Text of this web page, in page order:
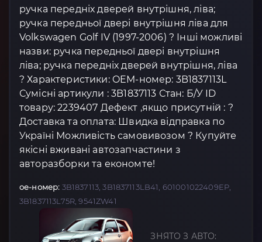
ручка передніх дверей внутрішня, ліва;
ручка передньої двері внутрішня ліва для
Volkswagen Golf IV (1997-2006) ? Інші можливі
назви: ручка передньої двері внутрішня
ліва; ручка передніх дверей внутрішня, ліва
? Характеристики: OEM-номер: 3B1837113L
Сумісні артикули : 3B1837113 Стан: Б/У ID
товару: 2239407 Дефект ,якщо присутній : ?
Доставка та оплата: Швидка відправка по
Україні Можливість самовивозом ? Купуйте
якісні вживані автозапчастини з
авторазборки та економте!
oe-номер: 3B1837113, 3B1837113LB41, 601001022409EP,
3B1837113L75R, 9541ZW41
ЗНЯТО З АВТО: